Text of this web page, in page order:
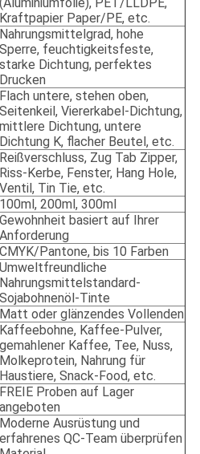
(Aluminiumfolie), PET/LLDPE,
Kraftpapier Paper/PE, etc.
Nahrungsmittelgrad, hohe
Sperre, feuchtigkeitsfeste,
starke Dichtung, perfektes
Drucken
Flach untere, stehen oben,
Seitenkeil, Viererkabel-Dichtung,
mittlere Dichtung, untere
Dichtung K, flacher Beutel, etc.
Reißverschluss, Zug Tab Zipper,
Riss-Kerbe, Fenster, Hang Hole,
Ventil, Tin Tie, etc.
100ml, 200ml, 300ml
Gewohnheit basiert auf Ihrer
Anforderung
CMYK/Pantone, bis 10 Farben
Umweltfreundliche
Nahrungsmittelstandard-
Sojabohnenöl-Tinte
Matt oder glänzendes Vollenden
Kaffeebohne, Kaffee-Pulver,
gemahlener Kaffee, Tee, Nuss,
Molkeprotein, Nahrung für
Haustiere, Snack-Food, etc.
FREIE Proben auf Lager
angeboten
Moderne Ausrüstung und
erfahrenes QC-Team überprüfen